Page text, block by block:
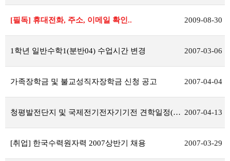
[필독] 휴대전화, 주소, 이메일 확인.. 2009-08-30
1학년 일반수학1(분반04) 수업시간 변경 2007-03-06
가족장학금 및 불교성직자장학금 신청 공고 2007-04-04
청평발전단지 및 국제전기전자기기전 견학일정(2007.04.18~19) 2007-04-13
[취업] 한국수력원자력 2007상반기 채용 2007-03-29